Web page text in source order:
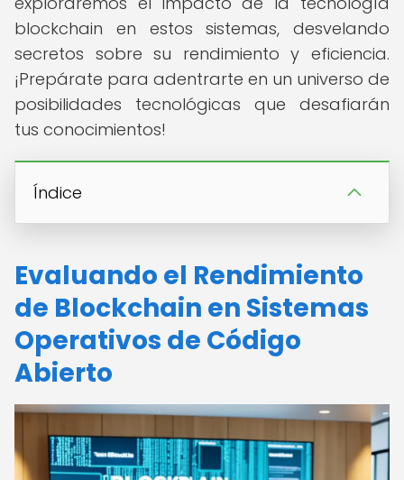
blockchain en estos sistemas, desvelando
secretos sobre su rendimiento y eficiencia.
¡Prepárate para adentrarte en un universo de
posibilidades tecnológicas que desafiarán
tus conocimientos!
Índice
Evaluando el Rendimiento
de Blockchain en Sistemas
Operativos de Código
Abierto